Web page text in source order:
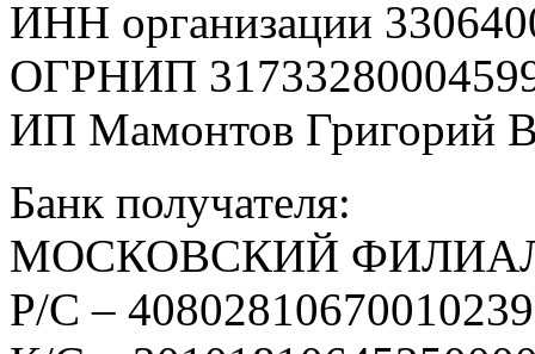
ИНН организации
ОГРНИП
ИП Мамонтов Григорий
Банк получателя:
МОСКОВСКИЙ
Р/С –